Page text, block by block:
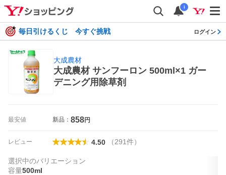
i
毎日引けるくじ 今すぐ挑戦 ログイン
大成農材
大成農材 サンフーロン 500ml×1 ガー
デニング用除草剤
最安値 新品： 858円
レビュー 4.50 （291件）
選択中のバリエーション
容量500ml